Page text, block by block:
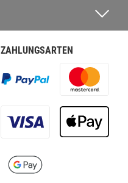
ZAHLUNGSARTEN